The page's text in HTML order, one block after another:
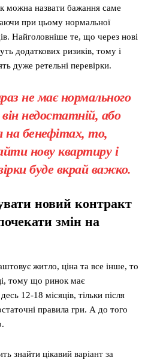
можна назвати бажання саме
при цьому нормальної
Найголовніше те, що через нові
додаткових ризиків, тому і
дуже ретельні перевірки.
не має нормального
недостатній, або
на бенефітах, то,
нову квартиру і
буде вкрай важко.
новий контракт
змін на
житло, ціна та все інше, то
тому що ринок має
12-18 місяців, тільки після
правила гри. А до того
знайти цікавий варіант за